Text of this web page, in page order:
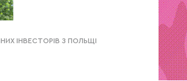
ІНВЕСТОРІВ З ПОЛЬЩІ